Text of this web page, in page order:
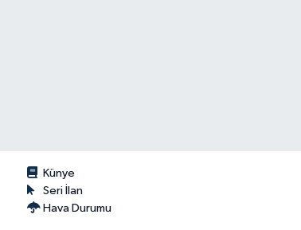
Künye
Seri İlan
Hava Durumu